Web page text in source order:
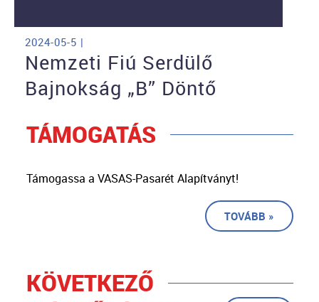
2024-05-5 |
Nemzeti Fiú Serdülő
Bajnokság „B” Döntő
TÁMOGATÁS
Támogassa a VASAS-Pasarét Alapítványt!
TOVÁBB »
KÖVETKEZŐ